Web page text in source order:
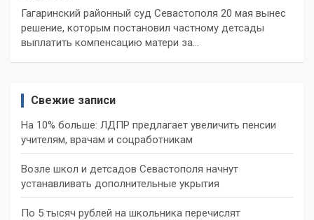
Гагаринский районный суд Севастополя 20 мая вынес
решение, которым постановил частному детсады
выплатить компенсацию матери за…
Свежие записи
На 10% больше: ЛДПР предлагает увеличить пенсии
учителям, врачам и соцработникам
Возле школ и детсадов Севастополя начнут
устанавливать дополнительные укрытия
По 5 тысяч рублей на школьника перечислят